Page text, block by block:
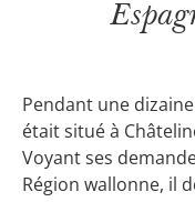
Pendant une dizaine
était situé à
Voyant ses
Région wallonne, il